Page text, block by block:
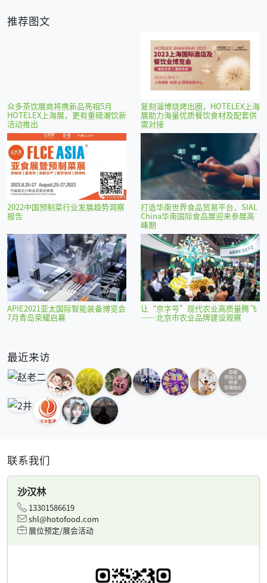
推荐图文
众多茶饮展商将携新品亮相5月
HOTELEX上海展，更有重磅潮饮新
活动推出
复刻淄博烧烤出圈，HOTELEX上海
展助力海量优质餐饮食材及配套供
需对接
2022中国预制菜行业发展趋势洞察
报告
打造华南世界食品贸易平台，SIAL
China华南国际食品展迎来参展高
峰期
APIE2021亚太国际智能装备博览会
7月青岛荣耀启幕
让“京字号”现代农业高质量腾飞
——北京市农业品牌建设观察
最近来访
联系我们
沙汉林
13301586619
shl@hotofood.com
展位预定/展会活动